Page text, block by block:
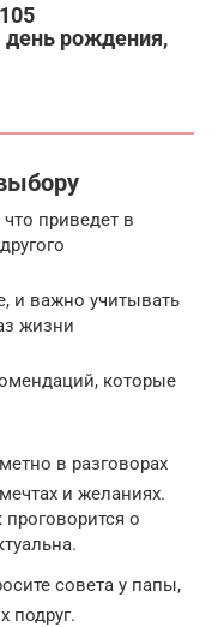
день рождения,
приведет в
и важно учитывать
жизни
которые
в разговорах
и желаниях.
о
совета у папы,
подруг.